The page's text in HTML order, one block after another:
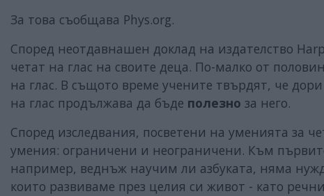
За това съобщава Phys.org.
Според неотдавнашен доклад на издателство
четат на глас на своите деца. По-малко от
на глас. В същото време учените твърдят, че
на глас продължава да бъде полезно за него.
Според изследвания, посветени на уменията за
умения: ограничени и неограничени. Към
например, веднъж научим ли азбуката, няма
които развиваме през целия си живот - като